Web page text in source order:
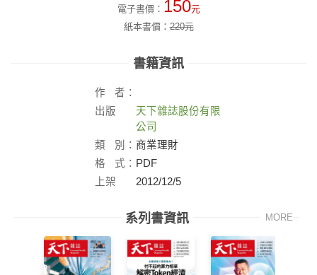
電子書價： 150元
紙本書價：220元
書籍資訊
作
者：
出版
天下雜誌股份有限
公司
類
別： 商業理財
格
式： PDF
上架
2012/12/5
系列書資訊 MORE